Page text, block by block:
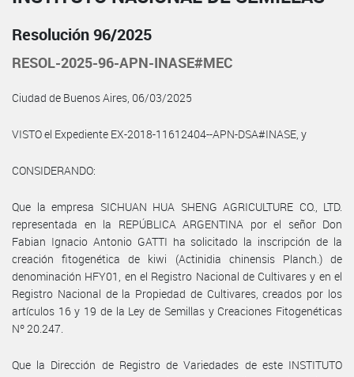
Resolución 96/2025
RESOL-2025-96-APN-INASE#MEC
Ciudad de Buenos Aires, 06/03/2025
VISTO el Expediente EX-2018-11612404--APN-DSA#INASE, y
CONSIDERANDO:
Que la empresa SICHUAN HUA SHENG AGRICULTURE CO., LTD.
representada en la REPÚBLICA ARGENTINA por el señor Don
Fabian Ignacio Antonio GATTI ha solicitado la inscripción de la
creación fitogenética de kiwi (Actinidia chinensis Planch.) de
denominación HFY01, en el Registro Nacional de Cultivares y en el
Registro Nacional de la Propiedad de Cultivares, creados por los
artículos 16 y 19 de la Ley de Semillas y Creaciones Fitogenéticas
Nº 20.247.
Que la Dirección de Registro de Variedades de este INSTITUTO